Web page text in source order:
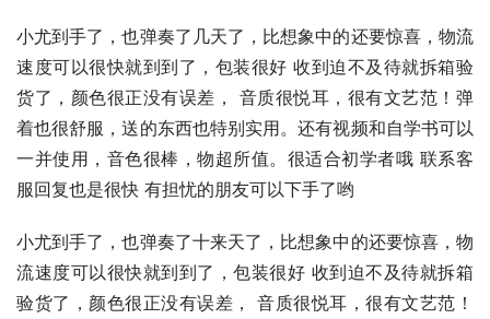
小尤到手了，也弹奏了几天了，比想象中的还要惊喜，物流
速度可以很快就到到了，包装很好 收到迫不及待就拆箱验
货了，颜色很正没有误差， 音质很悦耳，很有文艺范！弹
着也很舒服，送的东西也特别实用。还有视频和自学书可以
一并使用，音色很棒，物超所值。很适合初学者哦 联系客
服回复也是很快 有担忧的朋友可以下手了哟
小尤到手了，也弹奏了十来天了，比想象中的还要惊喜，物
流速度可以很快就到到了，包装很好 收到迫不及待就拆箱
验货了，颜色很正没有误差， 音质很悦耳，很有文艺范！